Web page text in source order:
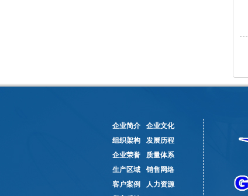
企业简介
企业文化
组织架构
发展历程
企业荣誉
质量体系
生产区域
销售网络
客户案例
人力资源